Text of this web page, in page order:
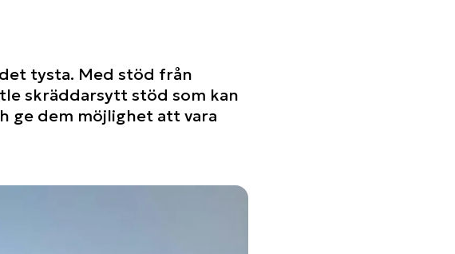
tysta. Med stöd från
skräddarsytt stöd som kan
ge dem möjlighet att vara